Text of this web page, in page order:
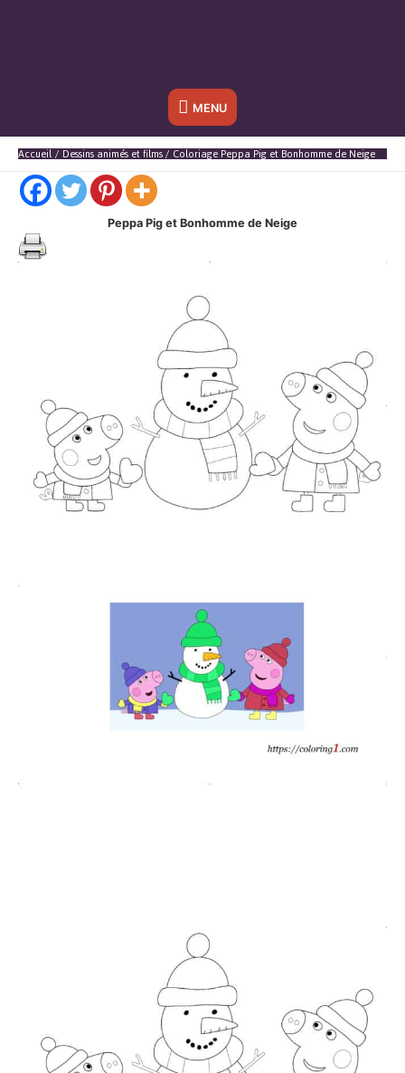
Sous
l'en-
MENU
Accueil Dessins animés et films Coloriage Peppa Pig et Bonhomme de Neige
Peppa Pig et Bonhomme de Neige